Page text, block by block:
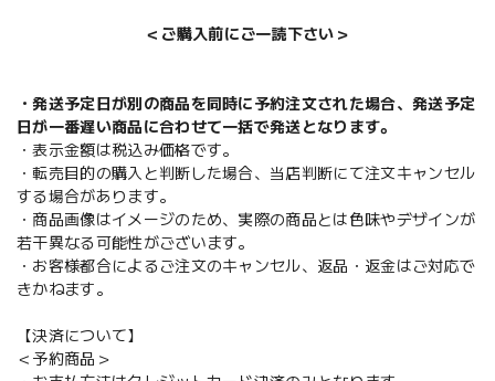
＜ご購入前にご一読下さい＞
・発送予定日が別の商品を同時に予約注文された場合、発送予定
日が一番遅い商品に合わせて一括で発送となります。
・表示金額は税込み価格です。
・転売目的の購入と判断した場合、当店判断にて注文キャンセル
する場合があります。
・商品画像はイメージのため、実際の商品とは色味やデザインが
若干異なる可能性がございます。
・お客様都合によるご注文のキャンセル、返品・返金はご対応で
きかねます。
【決済について】
＜予約商品＞